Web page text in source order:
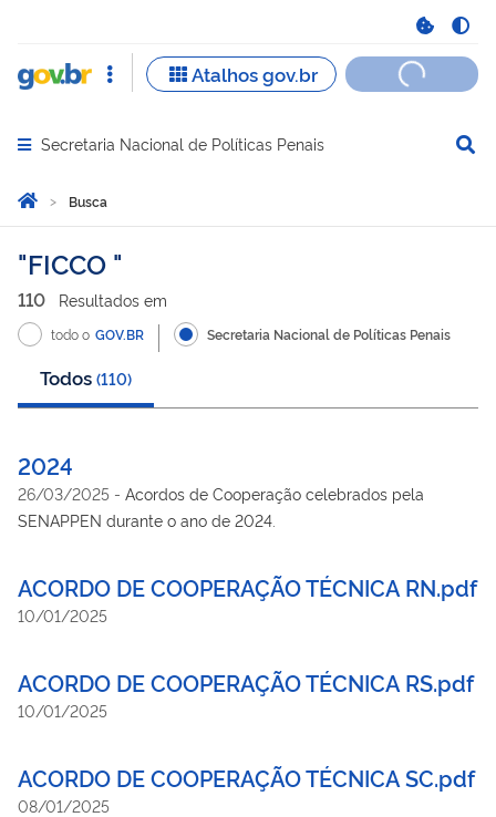
Abrir menu principal de navegação
Secretaria Nacional de Políticas Penais
Você está aqui:
Página Inicial
Busca
Busca
FICCO
110 Resultados em
todo o GOV.BR Secretaria Nacional de Políticas Penais
Todos (110)
2024
26/03/2025 - Acordos de Cooperação celebrados pela
SENAPPEN durante o ano de 2024.
ACORDO DE COOPERAÇÃO TÉCNICA RN.pdf
10/01/2025
ACORDO DE COOPERAÇÃO TÉCNICA RS.pdf
10/01/2025
ACORDO DE COOPERAÇÃO TÉCNICA SC.pdf
08/01/2025